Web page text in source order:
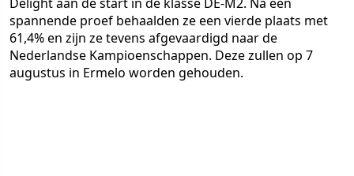
spannende proef behaalden ze een vierde plaats met
61,4% en zijn ze tevens afgevaardigd naar de
Nederlandse Kampioenschappen. Deze zullen op 7
augustus in Ermelo worden gehouden.